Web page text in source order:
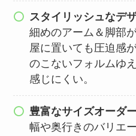
スタイリッシュなデ
細めのアーム＆脚部
屋に置いても圧迫感
のこないフォルムゆ
感じにくい。
豊富なサイズオーダ
幅や奥行きのバリエ